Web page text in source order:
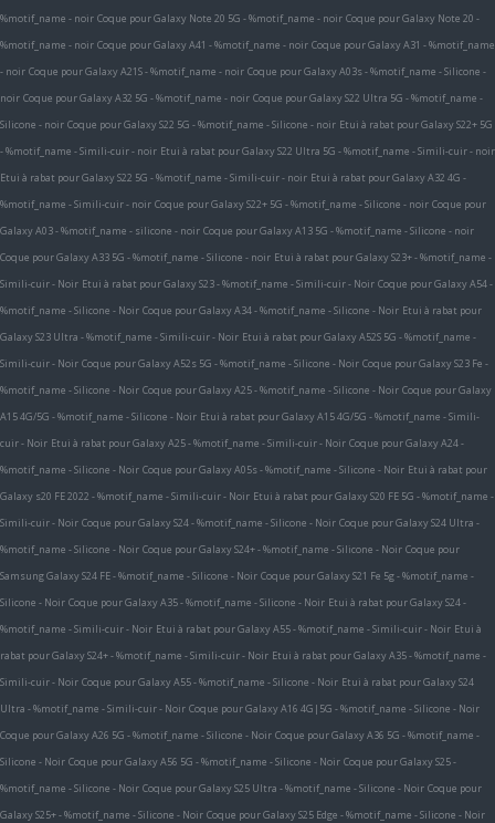
%motif_name - noir Coque pour Galaxy Note 20 5G - %motif_name - noir Coque pour Galaxy Note 20 -
%motif_name - noir Coque pour Galaxy A41 - %motif_name - noir Coque pour Galaxy A31 - %motif_name
- noir Coque pour Galaxy A21S - %motif_name - noir Coque pour Galaxy A03s - %motif_name - Silicone -
noir Coque pour Galaxy A32 5G - %motif_name - noir Coque pour Galaxy S22 Ultra 5G - %motif_name -
Silicone - noir Coque pour Galaxy S22 5G - %motif_name - Silicone - noir Etui à rabat pour Galaxy S22+ 5G
- %motif_name - Simili-cuir - noir Etui à rabat pour Galaxy S22 Ultra 5G - %motif_name - Simili-cuir - noir
Etui à rabat pour Galaxy S22 5G - %motif_name - Simili-cuir - noir Etui à rabat pour Galaxy A32 4G -
%motif_name - Simili-cuir - noir Coque pour Galaxy S22+ 5G - %motif_name - Silicone - noir Coque pour
Galaxy A03 - %motif_name - silicone - noir Coque pour Galaxy A13 5G - %motif_name - Silicone - noir
Coque pour Galaxy A33 5G - %motif_name - Silicone - noir Etui à rabat pour Galaxy S23+ - %motif_name -
Simili-cuir - Noir Etui à rabat pour Galaxy S23 - %motif_name - Simili-cuir - Noir Coque pour Galaxy A54 -
%motif_name - Silicone - Noir Coque pour Galaxy A34 - %motif_name - Silicone - Noir Etui à rabat pour
Galaxy S23 Ultra - %motif_name - Simili-cuir - Noir Etui à rabat pour Galaxy A52S 5G - %motif_name -
Simili-cuir - Noir Coque pour Galaxy A52s 5G - %motif_name - Silicone - Noir Coque pour Galaxy S23 Fe -
%motif_name - Silicone - Noir Coque pour Galaxy A25 - %motif_name - Silicone - Noir Coque pour Galaxy
A15 4G/5G - %motif_name - Silicone - Noir Etui à rabat pour Galaxy A15 4G/5G - %motif_name - Simili-
cuir - Noir Etui à rabat pour Galaxy A25 - %motif_name - Simili-cuir - Noir Coque pour Galaxy A24 -
%motif_name - Silicone - Noir Coque pour Galaxy A05s - %motif_name - Silicone - Noir Etui à rabat pour
Galaxy s20 FE 2022 - %motif_name - Simili-cuir - Noir Etui à rabat pour Galaxy S20 FE 5G - %motif_name -
Simili-cuir - Noir Coque pour Galaxy S24 - %motif_name - Silicone - Noir Coque pour Galaxy S24 Ultra -
%motif_name - Silicone - Noir Coque pour Galaxy S24+ - %motif_name - Silicone - Noir Coque pour
Samsung Galaxy S24 FE - %motif_name - Silicone - Noir Coque pour Galaxy S21 Fe 5g - %motif_name -
Silicone - Noir Coque pour Galaxy A35 - %motif_name - Silicone - Noir Etui à rabat pour Galaxy S24 -
%motif_name - Simili-cuir - Noir Etui à rabat pour Galaxy A55 - %motif_name - Simili-cuir - Noir Etui à
rabat pour Galaxy S24+ - %motif_name - Simili-cuir - Noir Etui à rabat pour Galaxy A35 - %motif_name -
Simili-cuir - Noir Coque pour Galaxy A55 - %motif_name - Silicone - Noir Etui à rabat pour Galaxy S24
Ultra - %motif_name - Simili-cuir - Noir Coque pour Galaxy A16 4G|5G - %motif_name - Silicone - Noir
Coque pour Galaxy A26 5G - %motif_name - Silicone - Noir Coque pour Galaxy A36 5G - %motif_name -
Silicone - Noir Coque pour Galaxy A56 5G - %motif_name - Silicone - Noir Coque pour Galaxy S25 -
%motif_name - Silicone - Noir Coque pour Galaxy S25 Ultra - %motif_name - Silicone - Noir Coque pour
Galaxy S25+ - %motif_name - Silicone - Noir Coque pour Galaxy S25 Edge - %motif_name - Silicone - Noir